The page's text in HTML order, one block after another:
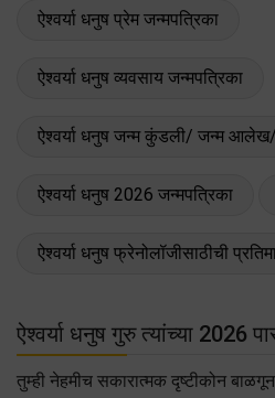
ऐश्वर्या धनुष प्रेम जन्मपत्रिका
ऐश्वर्या धनुष व्यवसाय जन्मपत्रिका
ऐश्वर्या धनुष जन्म कुंडली/ जन्म
ऐश्वर्या धनुष 2026 जन्मपत्रिका
ऐश्वर्या धनुष फ्रेनोलॉजीसाठीची
ऐश्वर्या धनुष गुरु त्यांच्या 2026
तुम्ही नेहमीच सकारात्मक दृष्टीकोन